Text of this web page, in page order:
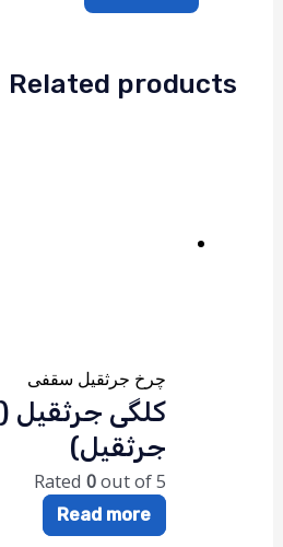
Related products
چرخ جرثقیل سقفی
کلگی جرثقیل
جرثقیل)
Rated 0out of 5
Read more